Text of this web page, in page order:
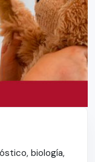
biología,